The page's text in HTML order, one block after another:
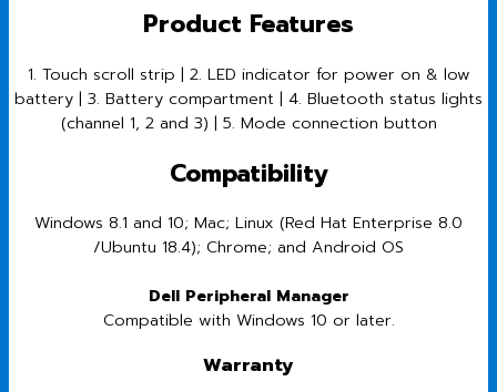
Product Features
1. Touch scroll strip | 2. LED indicator for power on & low
battery | 3. Battery compartment | 4. Bluetooth status lights
(channel 1, 2 and 3) | 5. Mode connection button
Compatibility
Windows 8.1 and 10; Mac; Linux (Red Hat Enterprise 8.0
/Ubuntu 18.4); Chrome; and Android OS
Dell Peripheral Manager
Compatible with Windows 10 or later.
Warranty